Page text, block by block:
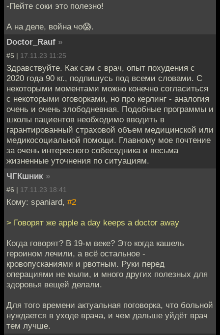
-Пейте соки это полезно!
А на деле, война чо😱.
Doctor_Rauf »
#5 | 17.11.23 11:25
Здравствуйте. Как сам с врач, опыт похудения с
2020 года 90 кг., подпишусь под всеми словами. С
некоторыми моментами можно конечно согласиться
с некоторыми оговорками, но про керлинг - аналогия
очень и очень злободневная. Подобные программы и
школы пациентов необходимо вводить в
гарантированный страховой объем медицинской или
медикосоциальной помощи. Главному мое почтение
за очень интересного собеседника и весьма
жизненные уточнения по ситуациям.
ЧГКшник »
#6 | 17.11.23 18:41
Кому: spaniard, #2
> Говорят же apple a day keeps a doctor away
Когда говорят? В 19-м веке? Это когда кашель
героином лечили, а всё остальное -
кровопусканиями и рвотным. Руки перед
операциями не мыли, и много других полезных для
здоровья вещей делали.
Для того времени актуальная поговорка, что больной
нуждается в уходе врача, и чем дальше уйдёт врач
тем лучше.